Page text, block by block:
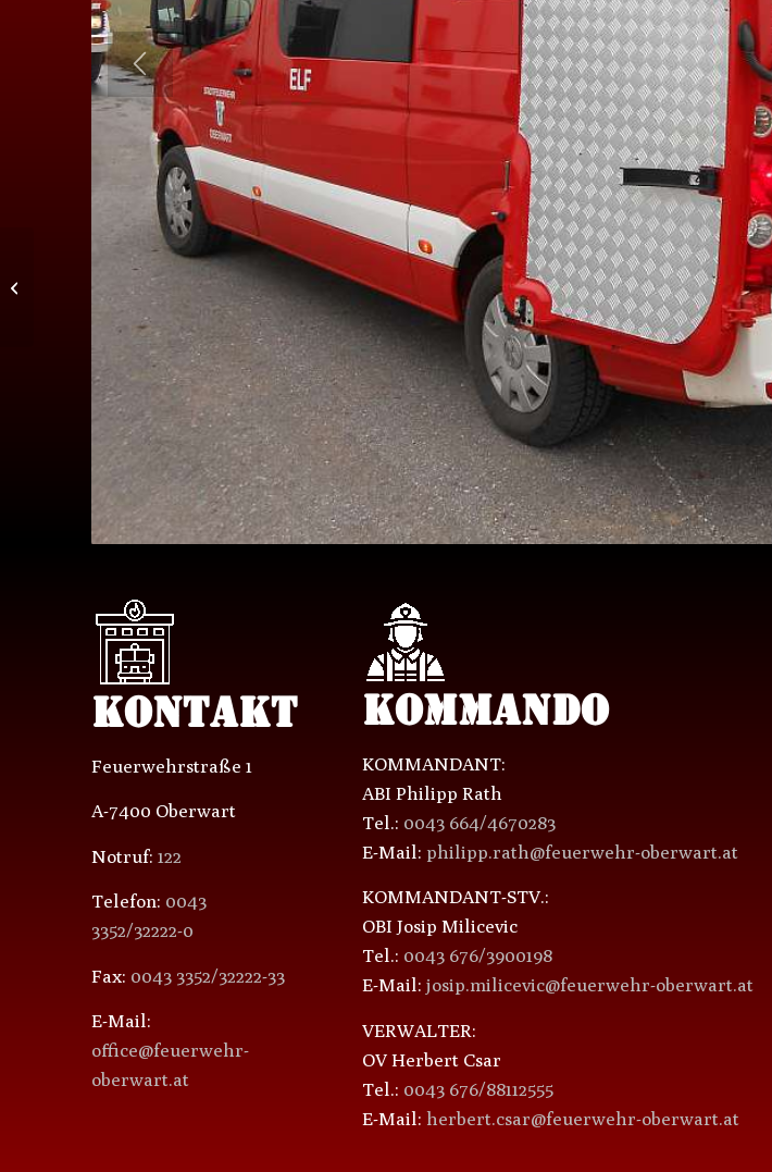
KONTAKT
Feuerwehrstraße 1
A-7400 Oberwart
Notruf: 122
Telefon: 0043
3352/32222-0
Fax: 0043 3352/32222-33
E-Mail:
office@feuerwehr-
oberwart.at
KOMMANDO
KOMMANDANT:
ABI Philipp Rath
Tel.: 0043 664/4670283
E-Mail: philipp.rath@feuerwehr-oberwart.at
KOMMANDANT-STV.:
OBI Josip Milicevic
Tel.: 0043 676/3900198
E-Mail:josip.milicevic@feuerwehr-oberwart.at
VERWALTER:
OV Herbert Csar
Tel.: 0043 676/88112555
E-Mail:herbert.csar@feuerwehr-oberwart.at
Modern Single Entry